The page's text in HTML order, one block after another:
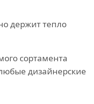
держит тепло
сортамента
дизайнерские